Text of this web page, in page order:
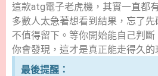
這款atg電子老虎機，其實一直都
多數人太急著想看到結果，忘了
不值得留下。等你開始能自己判斷
你會發現，這才是真正能走得久的
最後提醒：